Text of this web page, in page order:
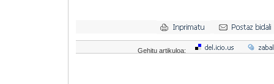
Gehitu artikuloa: